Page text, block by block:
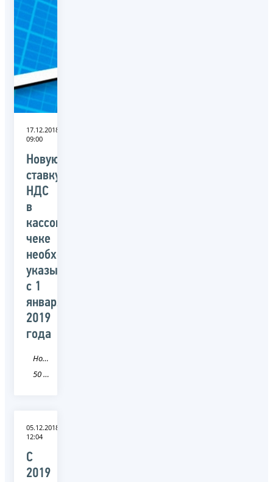
17.12.2018
09:00
Новую
ставку
НДС
в
кассовом
чеке
необходимо
указывать
с 1
января
2019
года
Новость
50 Московская область
05.12.2018
12:04
С
2019